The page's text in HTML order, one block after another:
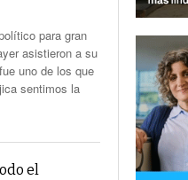
para gran
asistieron a su
uno de los que
sentimos la
el